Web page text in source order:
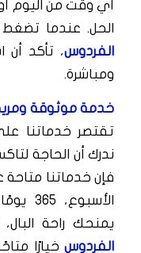
أي وقت من اليوم
الحل. عندما تضغط
الفردوس، تأكد أن
ومباشرة.
خدمة موثوقة
تقتصر خدماتنا
ندرك أن الحاجة
فإن خدماتنا
يمنحك راحة
الفردوسخيارًا